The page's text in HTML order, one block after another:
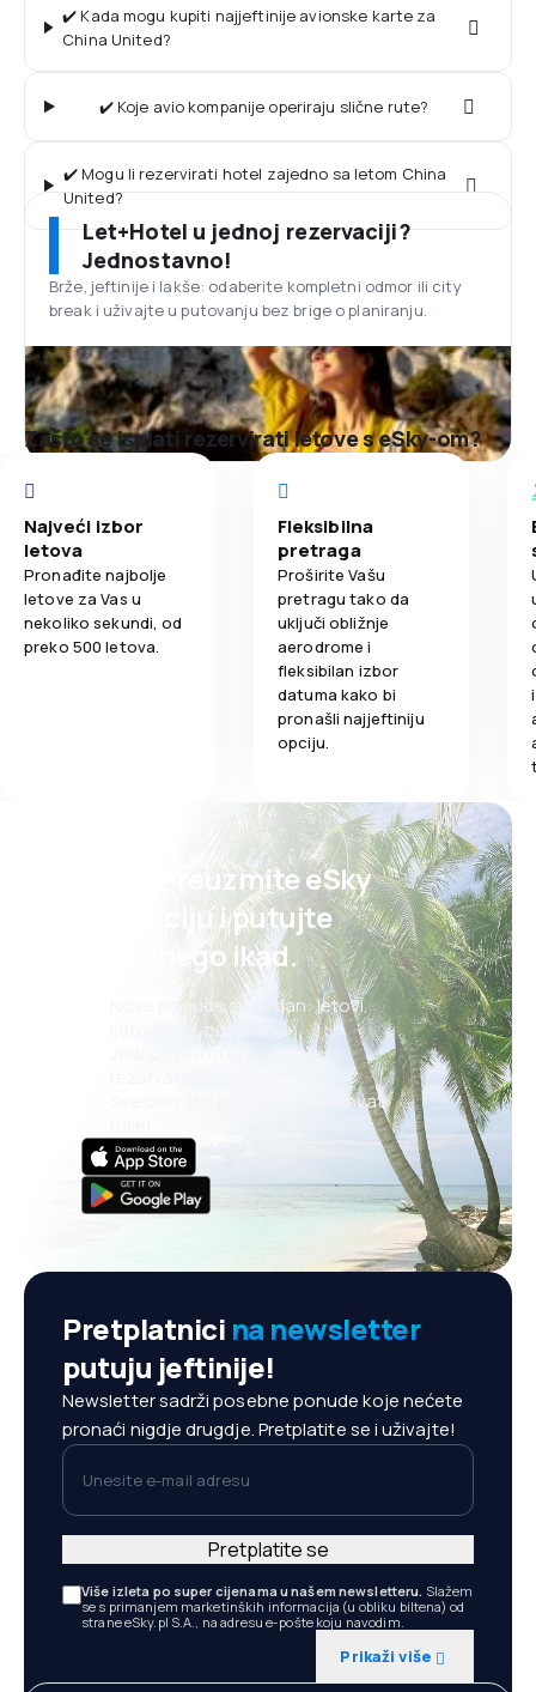
✔️ Kada mogu kupiti najjeftinije avionske karte za
China United?
✔️ Koje avio kompanije operiraju slične rute?
✔️ Mogu li rezervirati hotel zajedno sa letom China
United?
Let+Hotel u jednoj rezervaciji?
Jednostavno!
Brže, jeftinije i lakše: odaberite kompletni odmor ili city
break i uživajte u putovanju bez brige o planiranju.
Zašto se isplati rezervirati letove s eSky-om?
Najveći izbor
letova
Pronađite najbolje
letove za Vas u
nekoliko sekundi, od
preko 500 letova.
Fleksibilna
pretraga
Proširite Vašu
pretragu tako da
uključi obližnje
aerodrome i
fleksibilan izbor
datuma kako bi
pronašli najjeftiniju
opciju.
Psst! Preuzmite eSky
aplikaciju i putujte
lakše nego ikad.
Nove ponude svaki dan: letovi,
ljetovanja, putovanja
Jednostavno upravljanje
Sve ono što je važno, na dohvat
Pretplatnici na newsletter
putuju jeftinije!
Newsletter sadrži posebne ponude koje nećete
pronaći nigdje drugdje. Pretplatite se i uživajte!
Unesite e-mail adresu
Više izleta po super cijenama u našem newsletteru. Slažem
se s primanjem marketinških informacija (u obliku biltena) od
strane eSky.pl S.A., na adresu e-pošte koju navodim.
Prikaži više
Pretplatite se